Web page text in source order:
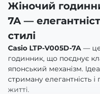
Жіночий
7A —
стилі
Casio LTP-V005D-7A —
годинник, що поєднує
японський механізм.
стриману елегантність
житті.